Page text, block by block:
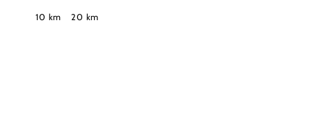
Suchradius
10 km 20 km